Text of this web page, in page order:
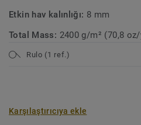
Etkin hav kalınlığı: 8 mm
Total Mass: 2400 g/m² (70,8 oz/
Rulo (1 ref.)
Karşılaştırıcıya ekle